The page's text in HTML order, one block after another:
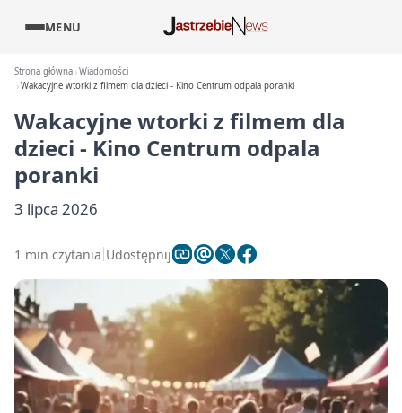
MENU
Strona główna Wiadomości
Wakacyjne wtorki z filmem dla dzieci - Kino Centrum odpala poranki
Wakacyjne wtorki z filmem dla
dzieci - Kino Centrum odpala
poranki
3 lipca 2026
1 min czytania Udostępnij